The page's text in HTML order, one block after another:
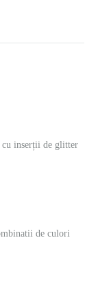
cu inserții de glitter
de culori